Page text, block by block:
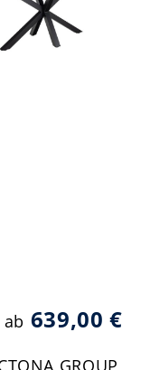
ab 639,00 €
GROUP